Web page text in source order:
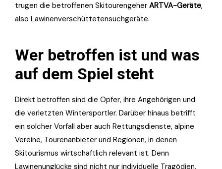
trugen die betroffenen Skitourengeher ARTVA-Geräte,
also Lawinenverschüttetensuchgeräte.
Wer betroffen ist und was
auf dem Spiel steht
Direkt betroffen sind die Opfer, ihre Angehörigen und
die verletzten Wintersportler. Darüber hinaus betrifft
ein solcher Vorfall aber auch Rettungsdienste, alpine
Vereine, Tourenanbieter und Regionen, in denen
Skitourismus wirtschaftlich relevant ist. Denn
Lawinenunglücke sind nicht nur individuelle Tragödien,